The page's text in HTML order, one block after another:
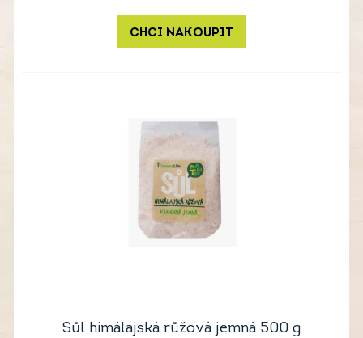
CHCI NAKOUPIT
Sůl himálajská růžová jemná 500 g